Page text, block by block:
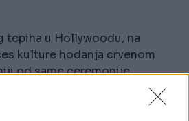
tepiha u Hollywoodu, na
kulture hodanja crvenom
od same ceremonije.
crveni tepih